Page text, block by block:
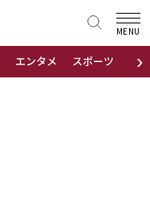
›
エンタメ スポーツ 地域
MENU